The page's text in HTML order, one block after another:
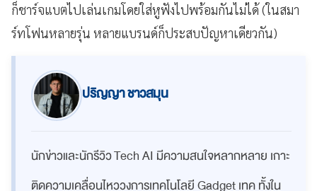
ก็ชาร์จแบตไปเล่นเกมโดยใส่หูฟังไปพร้อมกันไม่ได้ (ในสมา
ร์ทโฟนหลายรุ่น หลายแบรนด์ก็ประสบปัญหาเดียวกัน)
ปริญญา ชาวสมุน
นักข่าวและนักรีวิว Tech AI มีความสนใจหลากหลาย เกาะ
ติดความเคลื่อนไหววงการเทคโนโลยี Gadget เทค ทั้งใน